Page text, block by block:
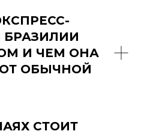
БРАЗИЛИИ
И ЧЕМ ОНА
ОБЫЧНОЙ
СТОИТ